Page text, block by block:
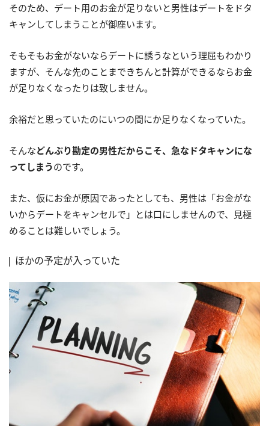
そのため、デート用のお金が足りないと男性はデートをドタ
キャンしてしまうことが御座います。
そもそもお金がないならデートに誘うなという理屈もわかり
ますが、そんな先のことまできちんと計算ができるならお金
が足りなくなったりは致しません。
余裕だと思っていたのにいつの間にか足りなくなっていた。
そんなどんぶり勘定の男性だからこそ、急なドタキャンにな
ってしまうのです。
また、仮にお金が原因であったとしても、男性は「お金がな
いからデートをキャンセルで」とは口にしませんので、見極
めることは難しいでしょう。
ほかの予定が入っていた